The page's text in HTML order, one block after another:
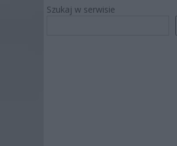
Szukaj w serwisie